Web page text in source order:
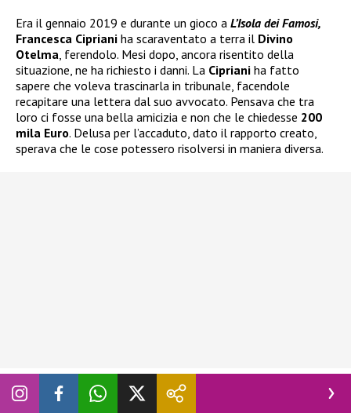
Era il gennaio 2019 e durante un gioco a L’Isola dei Famosi,
Francesca Cipriani ha scaraventato a terra il Divino
Otelma , ferendolo. Mesi dopo, ancora risentito della
situazione, ne ha richiesto i danni. La Cipriani ha fatto
sapere che voleva trascinarla in tribunale, facendole
recapitare una lettera dal suo avvocato. Pensava che tra
loro ci fosse una bella amicizia e non che le chiedesse 200
mila Euro. Delusa per l’accaduto, dato il rapporto creato,
sperava che le cose potessero risolversi in maniera diversa.
ADomenica Livenel 2020 il Divino Otelma
si è detto molto
risentito per il“danno” subito e per tale ragione ne chiedeva